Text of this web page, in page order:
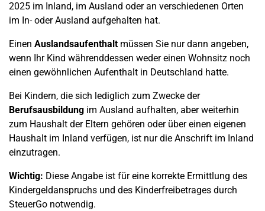
2025 im Inland, im Ausland oder an verschiedenen Orten
im In- oder Ausland aufgehalten hat.
Einen Auslandsaufenthaltmüssen Sie nur dann angeben,
wenn Ihr Kind währenddessen weder einen Wohnsitz noch
einen gewöhnlichen Aufenthalt in Deutschland hatte.
Bei Kindern, die sich lediglich zum Zwecke der
Berufsausbildung im Ausland aufhalten, aber weiterhin
zum Haushalt der Eltern gehören oder über einen eigenen
Haushalt im Inland verfügen, ist nur die Anschrift im Inland
einzutragen.
Wichtig: Diese Angabe ist für eine korrekte Ermittlung des
Kindergeldanspruchs und des Kinderfreibetrages durch
SteuerGo notwendig.